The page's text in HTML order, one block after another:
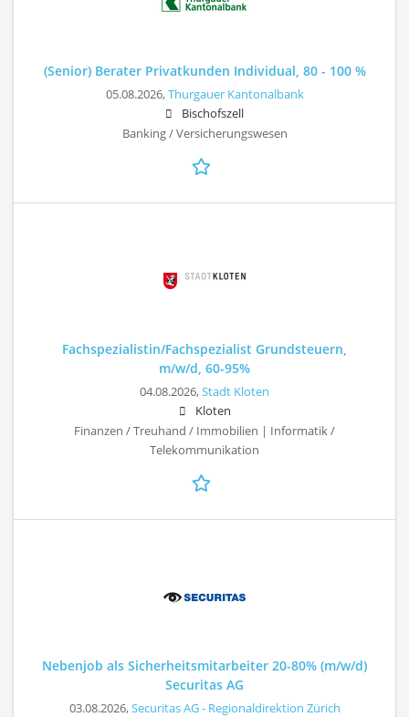
(Senior) Berater Privatkunden Individual, 80 - 100 %
05.08.2026,Thurgauer Kantonalbank
Bischofszell
Banking / Versicherungswesen
Fachspezialistin/Fachspezialist Grundsteuern,
m/w/d, 60-95%
04.08.2026,Stadt Kloten
Kloten
Finanzen / Treuhand / Immobilien | Informatik /
Telekommunikation
Nebenjob als Sicherheitsmitarbeiter 20-80% (m/w/d)
Securitas AG
03.08.2026,Securitas AG - Regionaldirektion Zürich